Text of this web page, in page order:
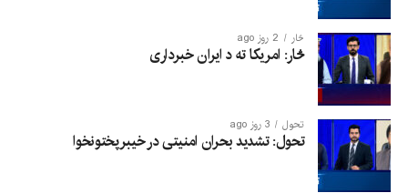
څار 2 روز ago
څار: امریکا ته د ایران خبرداری
تحول 3 روز ago
تحول: تشدید بحران امنیتی در خیبرپختونخوا